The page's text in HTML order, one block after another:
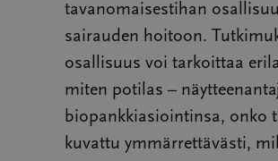
tavanomaisestihan
sairauden hoitoon.
osallisuus voi tarkoittaa
miten potilas –
biopankkiasiointinsa, onko
kuvattu ymmärrettävästi,